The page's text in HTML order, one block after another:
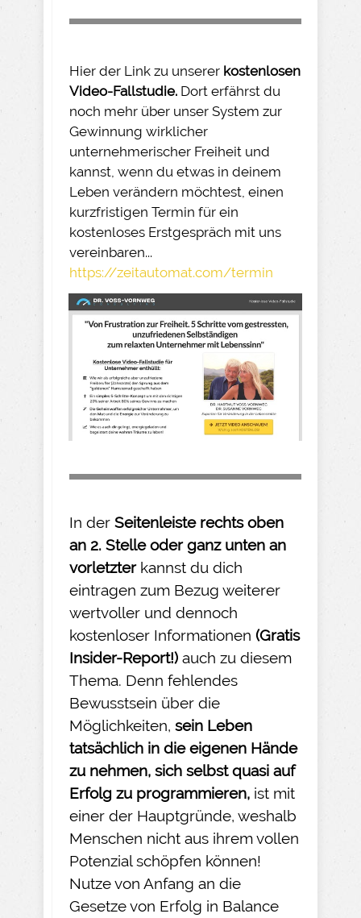
Hier der Link zu unserer kostenlosen
Video-Fallstudie. Dort erfährst du
noch mehr über unser System zur
Gewinnung wirklicher
unternehmerischer Freiheit und
kannst, wenn du etwas in deinem
Leben verändern möchtest, einen
kurzfristigen Termin für ein
kostenloses Erstgespräch mit uns
vereinbaren...
https://zeitautomat.com/termin
In der Seitenleiste rechts oben
an 2. Stelle oder ganz unten an
vorletzter kannst du dich
eintragen zum Bezug weiterer
wertvoller und dennoch
kostenloser Informationen (Gratis
Insider-Report!) auch zu diesem
Thema. Denn fehlendes
Bewusstsein über die
Möglichkeiten, sein Leben
tatsächlich in die eigenen Hände
zu nehmen, sich selbst quasi auf
Erfolg zu programmieren, ist mit
einer der Hauptgründe, weshalb
Menschen nicht aus ihrem vollen
Potenzial schöpfen können!
Nutze von Anfang an die
Gesetze von Erfolg in Balance